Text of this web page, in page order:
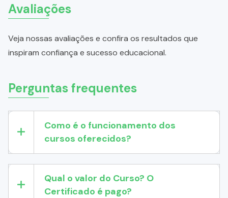
Avaliações
Veja nossas avaliações e confira os resultados que
inspiram confiança e sucesso educacional.
Perguntas frequentes
Como é o funcionamento dos
cursos oferecidos?
Qual o valor do Curso? O
Certificado é pago?